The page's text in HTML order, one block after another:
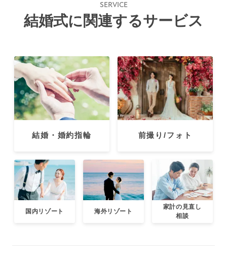
SERVICE
結婚式に関連するサービス
結婚・婚約指輪 前撮り/フォト
国内リゾート 海外リゾート
家計の見直し
相談